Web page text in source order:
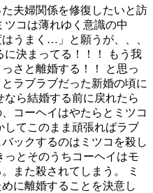
夫婦関係を修復したいと訪
コは薄れゆく意識の中
うまく…」と願うが、、、
に決まってる！！！ もう我
さと離婚する！！ と思っ
ラブラブだった新婚の頃に
ら結婚する前に戻れたら
コーヘイはやたらとミツコ
してこのまま頑張ればラブ
ックするのはミツコを殺し
とそのうちコーヘイはモ
また殺されてしまう。 ミ
に離婚することを決意し